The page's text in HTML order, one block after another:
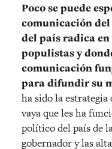
Poco se puede
comunicación
del país radica
populistas y
comunicación
para difundir su
ha sido la
vaya que les ha
político del país de
gobernador y las